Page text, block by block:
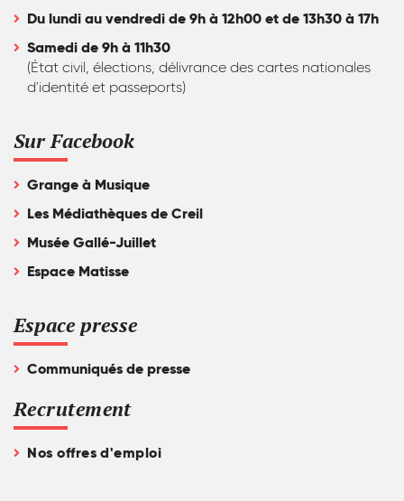
Du lundi au vendredi de 9h à 12h00 et de 13h30 à 17h
Samedi de 9h à 11h30
(État civil, élections, délivrance des cartes nationales
d'identité et passeports)
Sur Facebook
Grange à Musique
Les Médiathèques de Creil
Musée Gallé-Juillet
Espace Matisse
Espace presse
Communiqués de presse
Recrutement
Nos offres d'emploi